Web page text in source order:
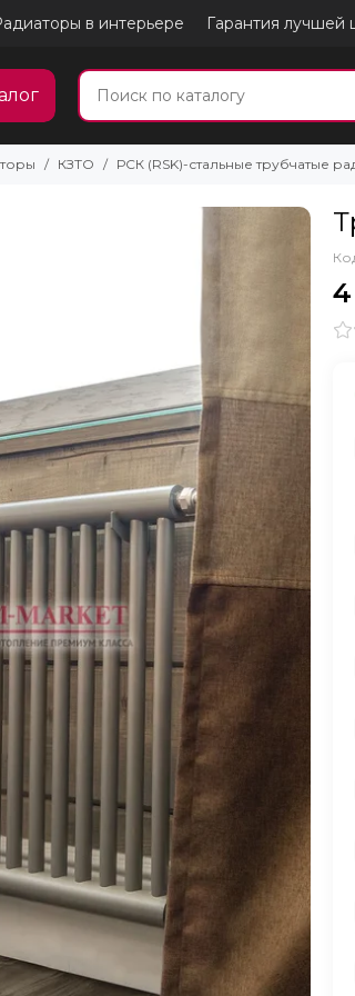
в интерьере Гарантия лучшей
КЗТО РСК (RSK)-стальные трубчатые